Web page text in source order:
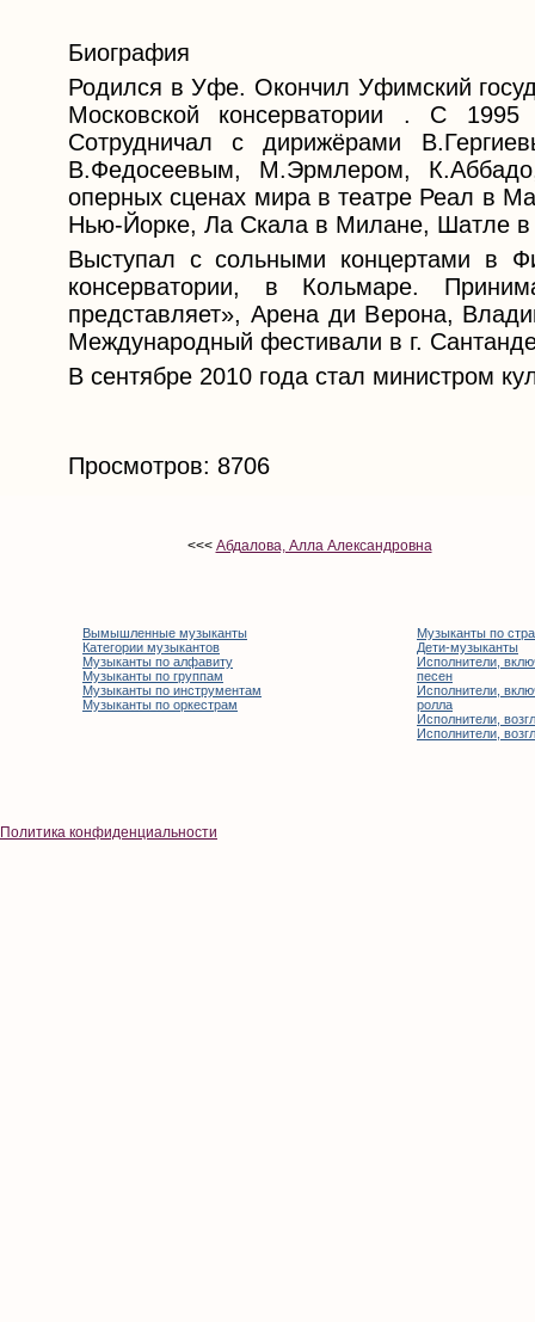
Биография
Родился в Уфе. Окончил Уфимский
Московской консерватории . С
Сотрудничал с дирижёрами
В.Федосеевым, М.Эрмлером,
оперных сценах мира в театре Реал в
Нью-Йорке, Ла Скала в Милане, Шатле в
Выступал с сольными концертами в
консерватории, в Кольмаре.
представляет», Арена ди Верона,
Международный фестивали в г.
В сентябре 2010 года стал министром
Просмотров: 8706
<<< Абдалова, Алла Александровна
Вымышленные музыканты
Категории музыкантов
Музыканты по алфавиту
Музыканты по группам
Музыканты по инструментам
Музыканты по оркестрам
Музыканты по
Дети-музыканты
Исполнители,
песен
Исполнители,
ролла
Исполнители,
Исполнители,
Политика конфиденциальности